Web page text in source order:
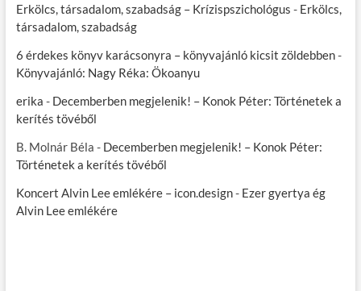
Erkölcs, társadalom, szabadság – Krízispszichológus - Erkölcs,
társadalom, szabadság
6 érdekes könyv karácsonyra – könyvajánló kicsit zöldebben-
Könyvajánló: Nagy Réka: Ökoanyu
erika - Decemberben megjelenik! – Konok Péter: Történetek a
kerítés tövéből
B. Molnár Béla - Decemberben megjelenik! – Konok Péter:
Történetek a kerítés tövéből
Koncert Alvin Lee emlékére – icon.design- Ezer gyertya ég
Alvin Lee emlékére